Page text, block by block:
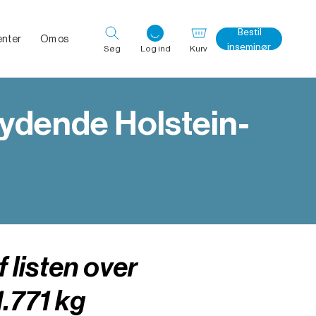
Om os
Søg Log ind
Log ind med det samme
Kurv
Bestil
inseminør
Holstein-
listen over
kg